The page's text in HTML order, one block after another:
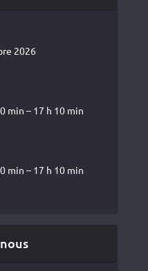
2026
min – 17 h 10 min
min – 17 h 10 min